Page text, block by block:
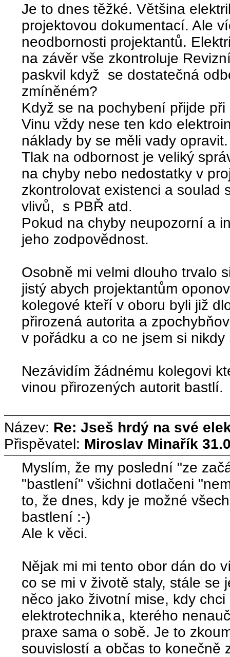
Je to dnes těžké. Většina
projektovou dokumentací. Ale
neodbornosti projektantů.
na závěr vše zkontroluje
paskvil když se dostatečná
zmíněném?
Když se na pochybení přijde
Vinu vždy nese ten kdo
náklady by se měli vady opravit.
Tlak na odbornost je veliký
na chyby nebo nedostatky v
zkontrolovat existenci a soulad
vlivů, s PBŘ atd.
Pokud na chyby neupozorní a
jeho zodpovědnost.
Osobně mi velmi dlouho trvalo
jistý abych projektantům
kolegové kteří v oboru byli již
přirozená autorita a
v pořádku a co ne jsem si nikdy
Nezávidím žádnému kolegovi
vinou přirozených autorit bastlí.
Název: Re: Jseš hrdý na své
Přispěvatel: Miroslav Minařík
Myslím, že my poslední "ze
"bastlení" všichni dotlačeni
to, že dnes, kdy je možné
bastlení :-)
Ale k věci.
Nějak mi mi tento obor dán do
co se mi v životě staly, stále se
něco jako životní mise, kdy
elektrotechnika, kterého
praxe sama o sobě. Je to
souvislostí a občas to konečně